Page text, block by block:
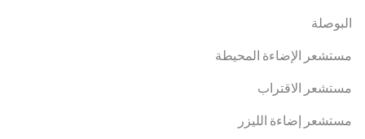
البوصلة
مستشعر الإضاءة المحيطة
مستشعر الاقتراب
مستشعر إضاءة الليزر